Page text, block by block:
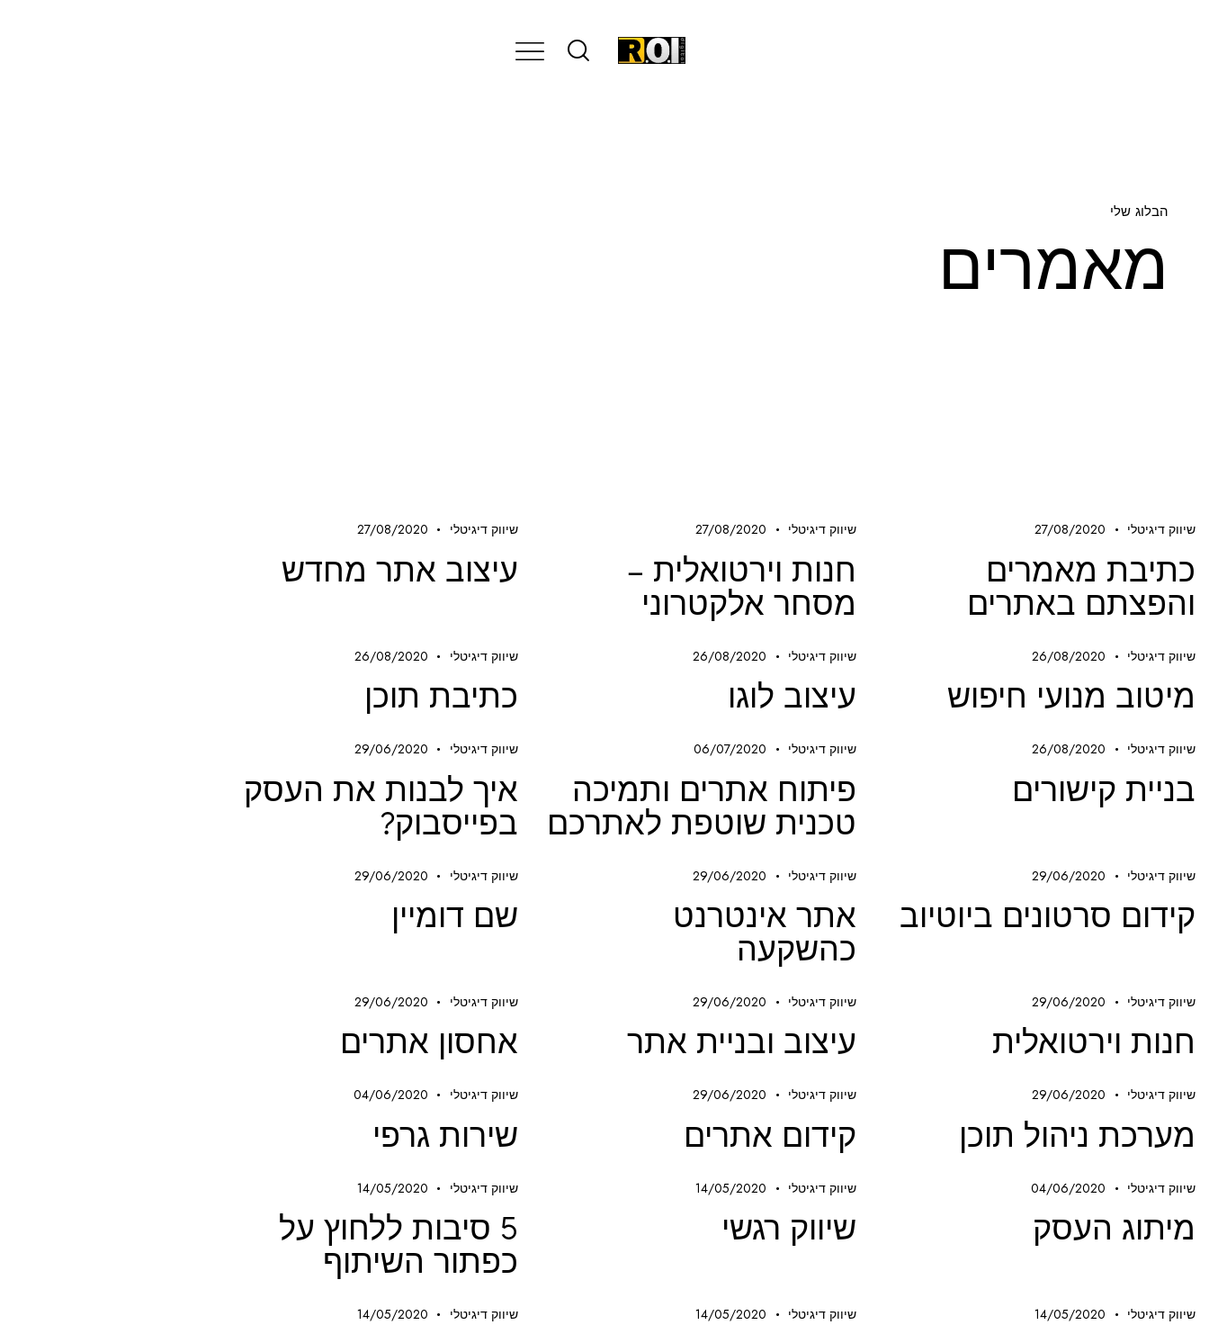
הבלוג שלי
מאמרים
שיווק דיגיטלי 27/08/2020
כתיבת מאמרים
והפצתם באתרים
שיווק דיגיטלי 27/08/2020
חנות וירטואלית –
מסחר אלקטרוני
שיווק דיגיטלי 27/08/2020
עיצוב אתר מחדש
שיווק דיגיטלי 26/08/2020
מיטוב מנועי חיפוש
שיווק דיגיטלי 26/08/2020
עיצוב לוגו
שיווק דיגיטלי 26/08/2020
כתיבת תוכן
שיווק דיגיטלי 26/08/2020
בניית קישורים
שיווק דיגיטלי 06/07/2020
פיתוח אתרים ותמיכה
טכנית שוטפת לאתרכם
שיווק דיגיטלי 29/06/2020
איך לבנות את העסק
בפייסבוק?
שיווק דיגיטלי 29/06/2020
קידום סרטונים ביוטיוב
שיווק דיגיטלי 29/06/2020
אתר אינטרנט
כהשקעה
שיווק דיגיטלי 29/06/2020
שם דומיין
שיווק דיגיטלי 29/06/2020
חנות וירטואלית
שיווק דיגיטלי 29/06/2020
עיצוב ובניית אתר
שיווק דיגיטלי 29/06/2020
אחסון אתרים
שיווק דיגיטלי 29/06/2020
מערכת ניהול תוכן
שיווק דיגיטלי 29/06/2020
קידום אתרים
שיווק דיגיטלי 04/06/2020
שירות גרפי
שיווק דיגיטלי 04/06/2020
מיתוג העסק
שיווק דיגיטלי 14/05/2020
שיווק רגשי
שיווק דיגיטלי 14/05/2020
5 סיבות ללחוץ על
כפתור השיתוף
שיווק דיגיטלי 14/05/2020 שיווק דיגיטלי 14/05/2020 שיווק דיגיטלי 14/05/2020